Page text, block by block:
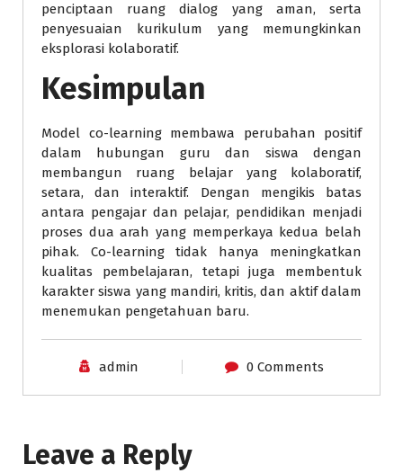
penciptaan ruang dialog yang aman, serta
penyesuaian kurikulum yang memungkinkan
eksplorasi kolaboratif.
Kesimpulan
Model co-learning membawa perubahan positif
dalam hubungan guru dan siswa dengan
membangun ruang belajar yang kolaboratif,
setara, dan interaktif. Dengan mengikis batas
antara pengajar dan pelajar, pendidikan menjadi
proses dua arah yang memperkaya kedua belah
pihak. Co-learning tidak hanya meningkatkan
kualitas pembelajaran, tetapi juga membentuk
karakter siswa yang mandiri, kritis, dan aktif dalam
menemukan pengetahuan baru.
admin 0 Comments
Leave a Reply